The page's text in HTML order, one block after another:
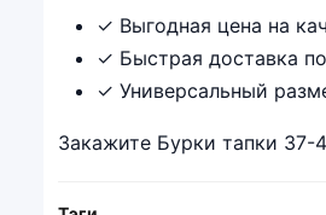
✓ Выгодная цена на
✓ Быстрая доставка
✓ Универсальный
Закажите Бурки тапки 37-